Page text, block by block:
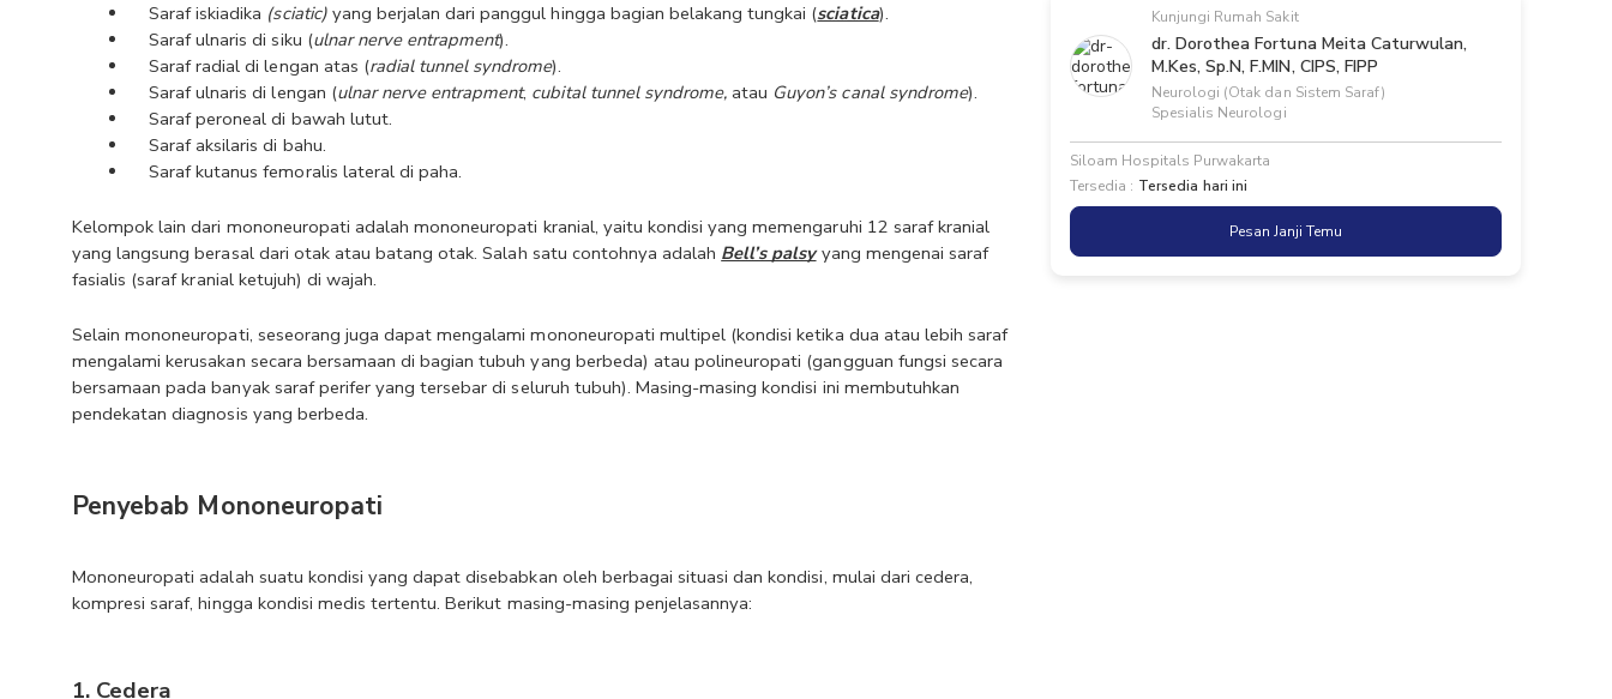
Saraf iskiadika (sciatic) yang berjalan dari panggul hingga bagian belakang tungkai (sciatica).
Saraf ulnaris di siku (ulnar nerve entrapment).
Saraf radial di lengan atas (radial tunnel syndrome).
Saraf ulnaris di lengan (ulnar nerve entrapment, cubital tunnel syndrome, atau Guyon’s canal syndrome).
Saraf peroneal di bawah lutut.
Saraf aksilaris di bahu.
Saraf kutanus femoralis lateral di paha.
Kelompok lain dari mononeuropati adalah mononeuropati kranial, yaitu kondisi yang memengaruhi 12 saraf kranial
yang langsung berasal dari otak atau batang otak. Salah satu contohnya adalah Bell’s palsy yang mengenai saraf
fasialis (saraf kranial ketujuh) di wajah.
Selain mononeuropati, seseorang juga dapat mengalami mononeuropati multipel (kondisi ketika dua atau lebih saraf
mengalami kerusakan secara bersamaan di bagian tubuh yang berbeda) atau polineuropati (gangguan fungsi secara
bersamaan pada banyak saraf perifer yang tersebar di seluruh tubuh). Masing-masing kondisi ini membutuhkan
pendekatan diagnosis yang berbeda.
Penyebab Mononeuropati
Mononeuropati adalah suatu kondisi yang dapat disebabkan oleh berbagai situasi dan kondisi, mulai dari cedera,
kompresi saraf, hingga kondisi medis tertentu. Berikut masing-masing penjelasannya:
1. Cedera
Kunjungi Rumah Sakit
dr. Dorothea Fortuna Meita Caturwulan,
M.Kes, Sp.N, F.MIN, CIPS, FIPP
Neurologi (Otak dan Sistem Saraf)
Spesialis Neurologi
Siloam Hospitals Purwakarta
Tersedia : Tersedia hari ini
Pesan Janji Temu